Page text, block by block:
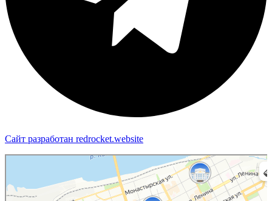
Сайт разработан redrocket.website
Яндекс Карты — транспорт, навигация, поиск мест